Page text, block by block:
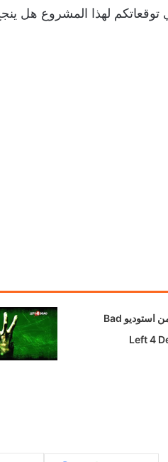
لهذا المشروع هل
بلايستيشن تنشر أول لعبة من استوديو Bad